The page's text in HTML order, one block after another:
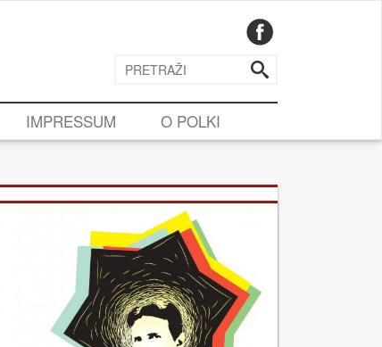
IMPRESSUM O POLKI